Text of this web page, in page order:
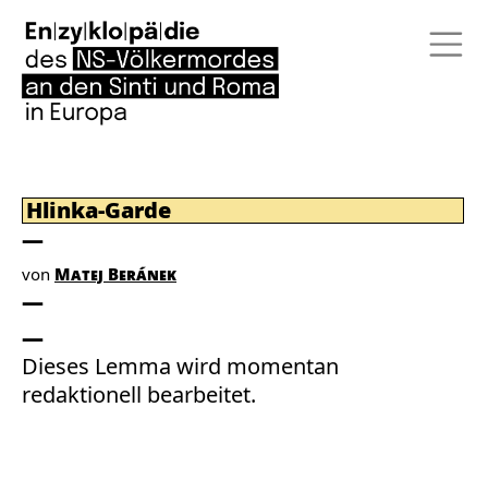
Hlinka-Garde
von Matej Beránek
Dieses Lemma wird momentan
redaktionell bearbeitet.